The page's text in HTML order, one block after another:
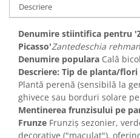
Descriere
Denumire stiintifica pentru
Picasso'Zantedeschia
Denumire populara Cală
Descriere: Tip de planta/
Plantă perenă (sensibilă la
ghivece sau borduri solare
Mentinerea frunzisului pe
Frunze Frunziș sezonier,
decorative ("maculat"),